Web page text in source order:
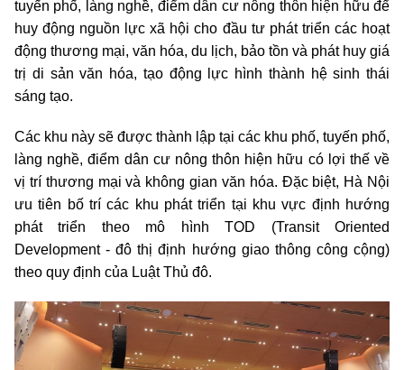
tuyến phố, làng nghề, điểm dân cư nông thôn hiện hữu để
huy động nguồn lực xã hội cho đầu tư phát triển các hoạt
động thương mại, văn hóa, du lịch, bảo tồn và phát huy giá
trị di sản văn hóa, tạo động lực hình thành hệ sinh thái
sáng tạo.
Các khu này sẽ được thành lập tại các khu phố, tuyến phố,
làng nghề, điểm dân cư nông thôn hiện hữu có lợi thế về
vị trí thương mại và không gian văn hóa. Đặc biệt, Hà Nội
ưu tiên bố trí các khu phát triển tại khu vực định hướng
phát triển theo mô hình TOD (Transit Oriented
Development - đô thị định hướng giao thông công cộng)
theo quy định của Luật Thủ đô.